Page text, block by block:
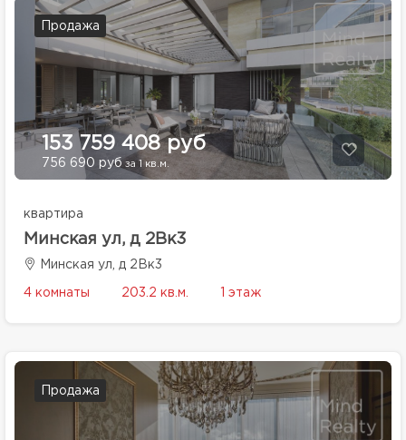
Продажа
153 759 408 руб
756 690 руб за 1 кв.м.
квартира
Минская ул, д 2Вк3
Минская ул, д 2Вк3
4 комнаты 203.2 кв.м. 1 этаж
Продажа